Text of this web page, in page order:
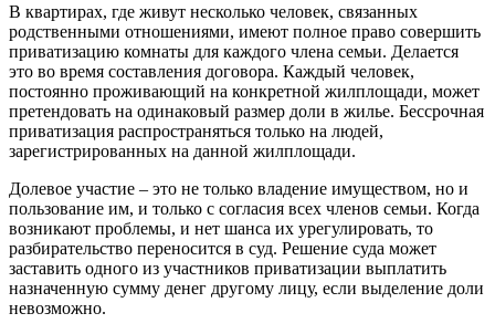
В квартирах, где живут несколько человек, связанных
родственными отношениями, имеют полное право совершить
приватизацию комнаты для каждого члена семьи. Делается
это во время составления договора. Каждый человек,
постоянно проживающий на конкретной жилплощади, может
претендовать на одинаковый размер доли в жилье. Бессрочная
приватизация распространяться только на людей,
зарегистрированных на данной жилплощади.
Долевое участие – это не только владение имуществом, но и
пользование им, и только с согласия всех членов семьи. Когда
возникают проблемы, и нет шанса их урегулировать, то
разбирательство переносится в суд. Решение суда может
заставить одного из участников приватизации выплатить
назначенную сумму денег другому лицу, если выделение доли
невозможно.